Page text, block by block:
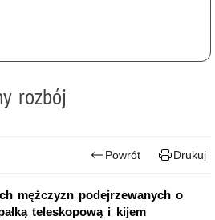
rozbój
Powrót Drukuj
mężczyzn podejrzewanych o
teleskopową i kijem